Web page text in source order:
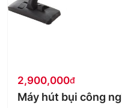
2,900,000đ
Máy hút bụi công